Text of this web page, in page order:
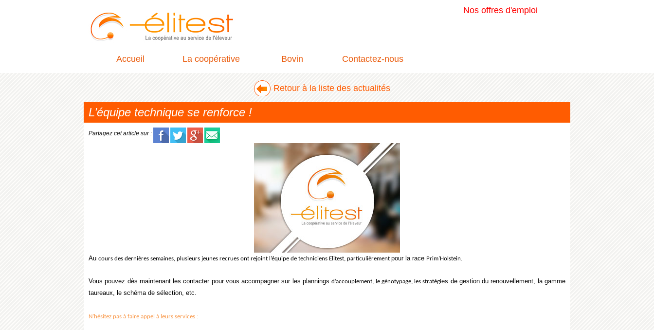
Nos offres d'emploi
Accueil La coopérative Bovin Contactez-nous
Retour à la liste des actualités
L’équipe technique se renforce !
Partagez cet article sur :
Au cours des dernières semaines, plusieurs jeunes recrues ont rejoint l’équipe de techniciens Elitest, particulièrement pour la race Prim’Holstein.
Vous pouvez dès maintenant les contacter pour vous accompagner sur les planningsd’accouplement, le génotypage, les stratégies de gestion du renouvellement, la gamme
taureaux, le schéma de sélection, etc.
N’hésitez pas à faire appel à leurs services :